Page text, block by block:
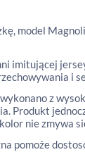
model
imitującej
i
z
Produkt
nie zmywa
pomoże